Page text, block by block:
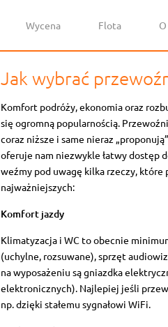
Wycena Flota
Jak wybrać
Komfort podróży, ekonomia oraz
się ogromną popularnością.
coraz niższe i same nieraz
oferuje nam niezwykle łatwy dostęp
weźmy pod uwagę kilka rzeczy,
najważniejszych:
Komfort jazdy
Klimatyzacja i WC to obecnie
(uchylne, rozsuwane), sprzęt
na wyposażeniu są gniazdka
elektronicznych). Najlepiej jeśli
np. dzięki stałemu sygnałowi WiFi.